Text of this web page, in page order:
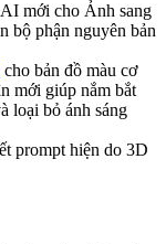
mới cho Ảnh sang
bộ phận nguyên bản
cho bản đồ màu cơ
mới giúp nắm bắt
loại bỏ ánh sáng
prompt hiện do 3D